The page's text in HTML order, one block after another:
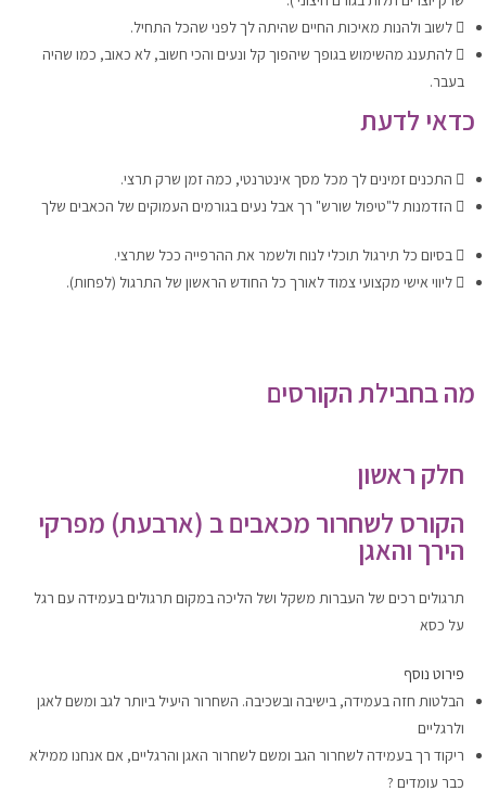
לשוב ולהנות מאיכות החיים שהיתה לך לפני שהכל התחיל.
להתענג מהשימוש בגופך שיהפוך קל ונעים והכי חשוב, לא כאוב, כמו שהיה
בעבר.
כדאי לדעת
התכנים זמינים לך מכל מסך אינטרנטי, כמה זמן שרק תרצי.
הזדמנות ל"טיפול שורש" רך אבל נעים בגורמים העמוקים של הכאבים שלך
בסיום כל תירגול תוכלי לנוח ולשמר את ההרפייה ככל שתרצי.
ליווי אישי מקצועי צמוד לאורך כל החודש הראשון של התרגול (לפחות).
מה בחבילת הקורסים
חלק ראשון
הקורס לשחרור מכאבים ב (ארבעת) מפרקי
הירך והאגן
תרגולים רכים של העברות משקל ושל הליכה במקום תרגולים בעמידה עם רגל
על כסא
פירוט נוסף
הבלטות חזה בעמידה, בישיבה ובשכיבה. השחרור היעיל ביותר לגב ומשם לאגן
ולרגליים
ריקוד רך בעמידה לשחרור הגב ומשם לשחרור האגן והרגליים, אם אנחנו ממילא
כבר עומדים ?